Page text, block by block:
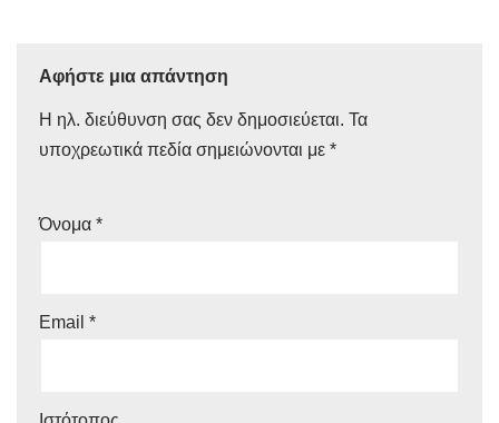
Αφήστε μια απάντηση
Η ηλ. διεύθυνση σας δεν δημοσιεύεται. Τα
υποχρεωτικά πεδία σημειώνονται με *
Όνομα *
Email *